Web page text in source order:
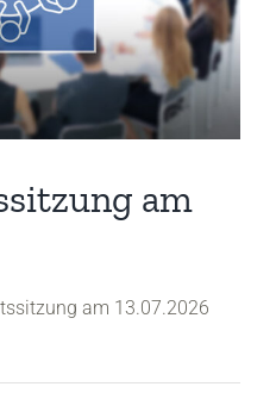
am
am 13.07.2026